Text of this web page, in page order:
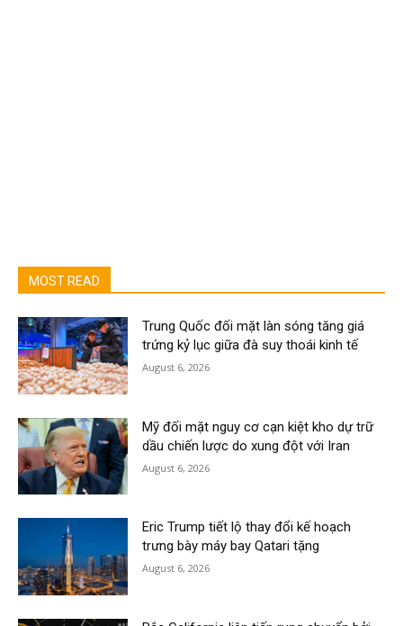
MOST READ
Trung Quốc đối mặt làn sóng tăng giá
trứng kỷ lục giữa đà suy thoái kinh tế
August 6, 2026
Mỹ đối mặt nguy cơ cạn kiệt kho dự trữ
dầu chiến lược do xung đột với Iran
August 6, 2026
Eric Trump tiết lộ thay đổi kế hoạch
trưng bày máy bay Qatari tặng
August 6, 2026